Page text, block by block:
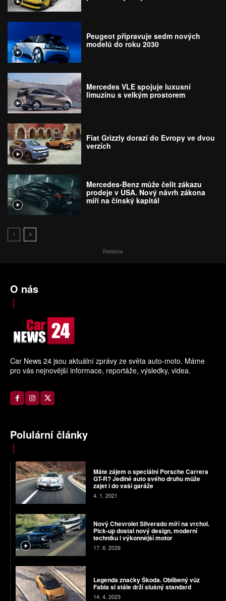
Peugeot připravuje sedm nových
modelů do roku 2030
Mercedes VLE spojuje luxusní
limuzínu s velkým prostorem
Fiat Grizzly dorazí do Evropy ve dvou
verzích
Mercedes-Benz může čelit zákazu
prodeje v USA. Nový návrh zákona
míří na čínský kapitál
Reklama
O nás
Car News 24 jsou aktuální zprávy ze světa auto-moto. Máme
pro vás nejnovější informace, reportáže, výsledky, videa.
Polulární články
Máte zájem o speciální Porsche Carrera
GT-R? Jediné auto svého druhu může
zajet i do vaší garáže
4. 1. 2021
Nový Chevrolet Silverado míří na vrchol.
Pick-up dostal nový design, moderní
techniku i výkonnější motor
17. 6. 2026
Legenda značky Škoda. Oblíbený vůz
Fabia si stále drží slušný standard
14. 4. 2023